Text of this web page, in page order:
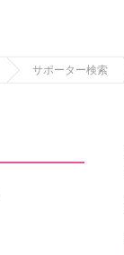
サポーター検索